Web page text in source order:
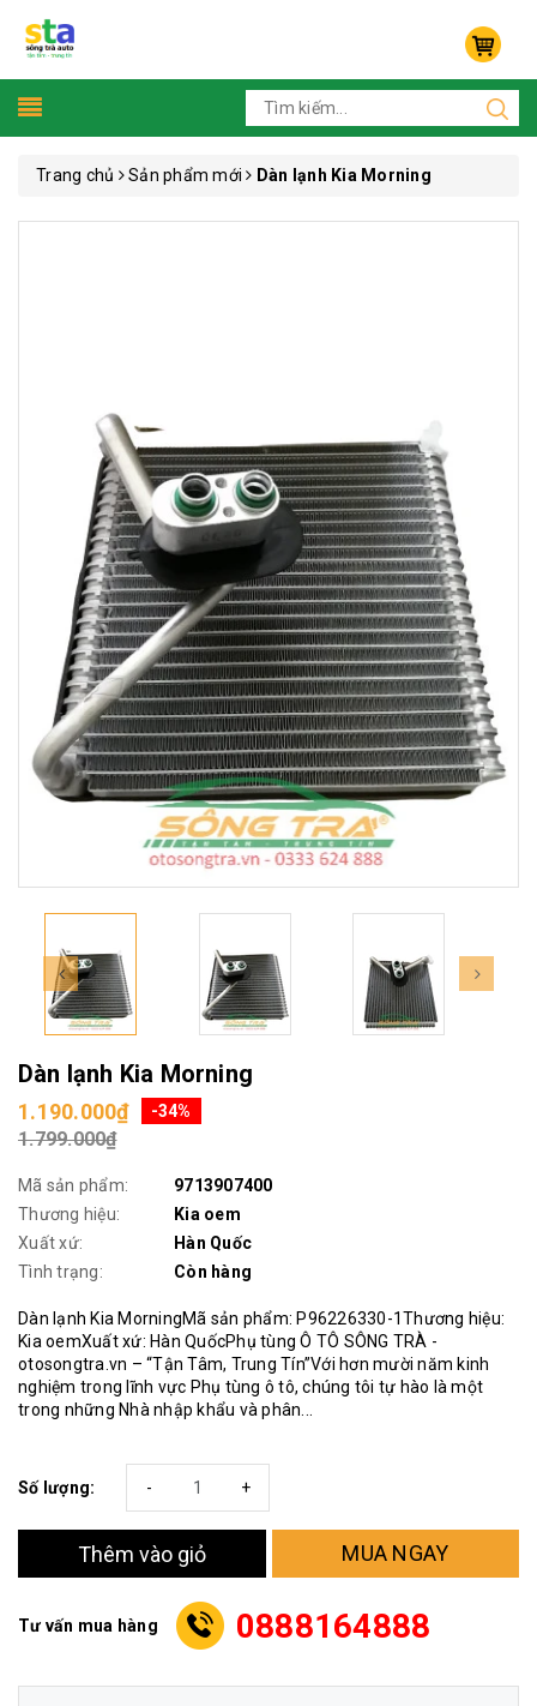
Trang chủ Sản phẩm mới Dàn lạnh Kia Morning
Dàn lạnh Kia Morning
1.190.000₫ -34%
1.799.000₫
Mã sản phẩm:
9713907400
Thương hiệu:
Kia oem
Xuất xứ:
Hàn Quốc
Tình trạng:
Còn hàng
Dàn lạnh Kia MorningMã sản phẩm: P96226330-1Thương hiệu:
Kia oemXuất xứ: Hàn QuốcPhụ tùng Ô TÔ SÔNG TRÀ -
otosongtra.vn – “Tận Tâm, Trung Tín”Với hơn mười năm kinh
nghiệm trong lĩnh vực Phụ tùng ô tô, chúng tôi tự hào là một
trong những Nhà nhập khẩu và phân...
Số lượng: +
-
Thêm vào giỏ MUA NGAY
Tư vấn mua hàng 0888164888